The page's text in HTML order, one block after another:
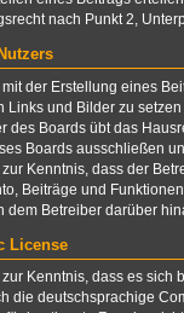
nach Punkt 2,
der Erstellung eines
Links und Bilder zu setzen
des Boards übt das
Boards ausschließen
Kenntnis, dass der
Beiträge und
dem Betreiber darüber
License
Kenntnis, dass es sich
die deutschsprachige